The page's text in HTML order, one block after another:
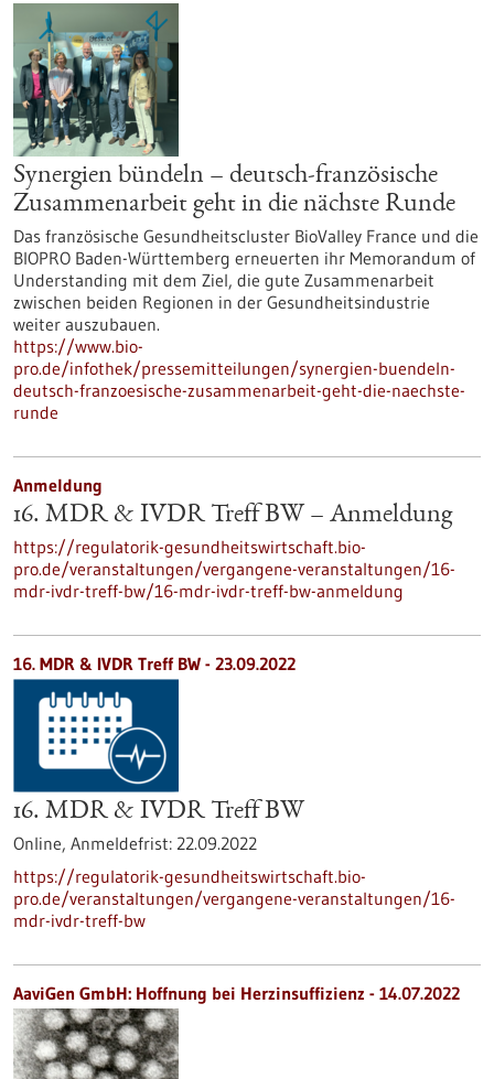
Synergien bündeln – deutsch-französische
Zusammenarbeit geht in die nächste Runde
Das französische Gesundheitscluster BioValley France und die
BIOPRO Baden-Württemberg erneuerten ihr Memorandum of
Understanding mit dem Ziel, die gute Zusammenarbeit
zwischen beiden Regionen in der Gesundheitsindustrie
weiter auszubauen.
https://www.bio-
pro.de/infothek/pressemitteilungen/synergien-buendeln-
deutsch-franzoesische-zusammenarbeit-geht-die-naechste-
runde
Anmeldung
16. MDR & IVDR Treff BW – Anmeldung
https://regulatorik-gesundheitswirtschaft.bio-
pro.de/veranstaltungen/vergangene-veranstaltungen/16-
mdr-ivdr-treff-bw/16-mdr-ivdr-treff-bw-anmeldung
16. MDR & IVDR Treff BW - 23.09.2022
16. MDR & IVDR Treff BW
Online, Anmeldefrist: 22.09.2022
https://regulatorik-gesundheitswirtschaft.bio-
pro.de/veranstaltungen/vergangene-veranstaltungen/16-
mdr-ivdr-treff-bw
AaviGen GmbH: Hoffnung bei Herzinsuffizienz - 14.07.2022